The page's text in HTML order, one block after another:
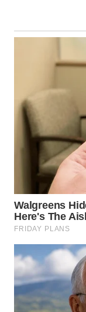
WN
KARO
WN
SIMALUNGUN
WN
LABUHANBATU
WN
TENGAH
WN DELI
SERDANG